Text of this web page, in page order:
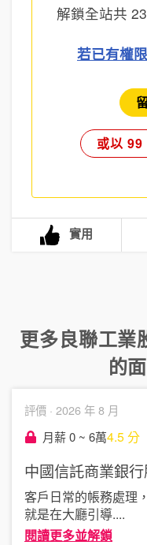
解鎖全站共
若已有權
或以 99
實用
更多良聯工業
的
評價 · 2026 年 8 月
月薪 0 ~ 6萬4.5分
中國信託商業銀
客戶日常的帳務處理
就是在大廳引導....
閱讀更多並解鎖